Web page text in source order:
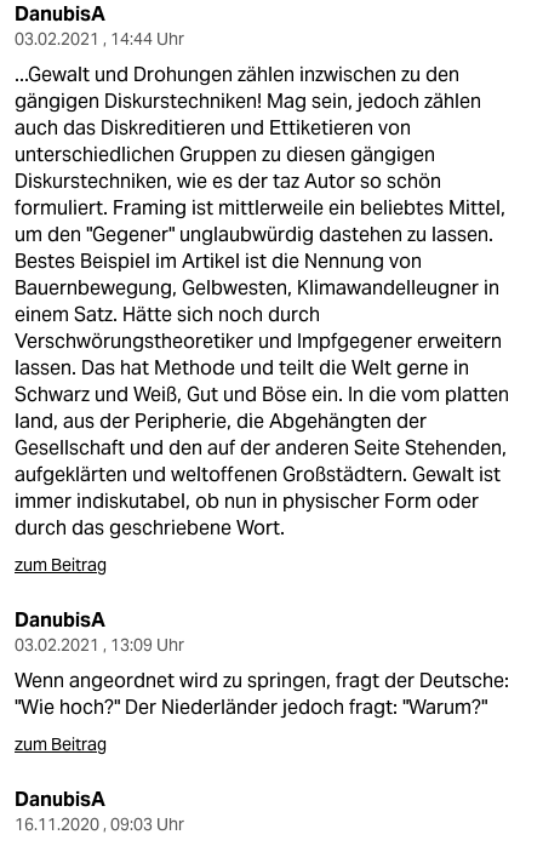
DanubisA
03.02.2021 , 14:44 Uhr
...Gewalt und Drohungen zählen inzwischen zu den
gängigen Diskurstechniken! Mag sein, jedoch zählen
auch das Diskreditieren und Ettiketieren von
unterschiedlichen Gruppen zu diesen gängigen
Diskurstechniken, wie es der taz Autor so schön
formuliert. Framing ist mittlerweile ein beliebtes Mittel,
um den "Gegener" unglaubwürdig dastehen zu lassen.
Bestes Beispiel im Artikel ist die Nennung von
Bauernbewegung, Gelbwesten, Klimawandelleugner in
einem Satz. Hätte sich noch durch
Verschwörungstheoretiker und Impfgegener erweitern
lassen. Das hat Methode und teilt die Welt gerne in
Schwarz und Weiß, Gut und Böse ein. In die vom platten
land, aus der Peripherie, die Abgehängten der
Gesellschaft und den auf der anderen Seite Stehenden,
aufgeklärten und weltoffenen Großstädtern. Gewalt ist
immer indiskutabel, ob nun in physischer Form oder
durch das geschriebene Wort.
zum Beitrag
DanubisA
03.02.2021 , 13:09 Uhr
Wenn angeordnet wird zu springen, fragt der Deutsche:
"Wie hoch?" Der Niederländer jedoch fragt: "Warum?"
zum Beitrag
DanubisA
16.11.2020 , 09:03 Uhr